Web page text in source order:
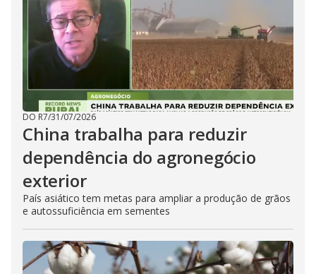
DO R7/31/07/2026
China trabalha para reduzir
dependência do agronegócio
exterior
País asiático tem metas para ampliar a produção de grãos
e autossuficiência em sementes